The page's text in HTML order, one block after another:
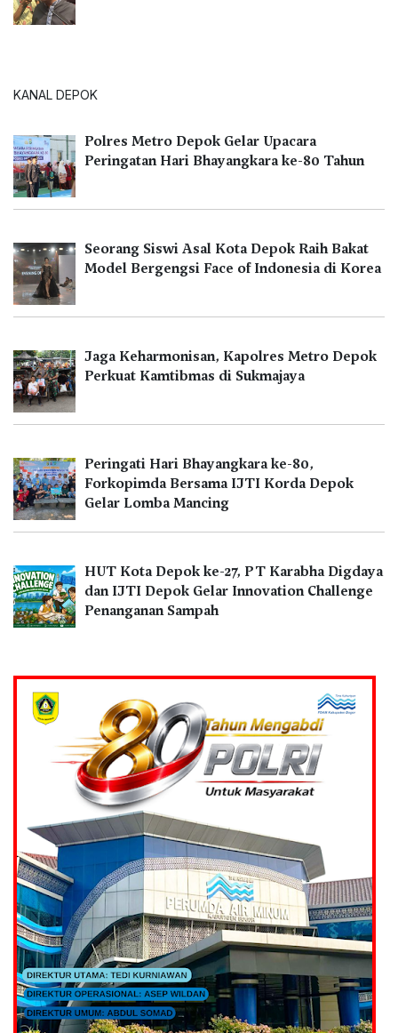
KANAL DEPOK
Polres Metro Depok Gelar Upacara
Peringatan Hari Bhayangkara ke-80 Tahun
Seorang Siswi Asal Kota Depok Raih Bakat
Model Bergengsi Face of Indonesia di Korea
Jaga Keharmonisan, Kapolres Metro Depok
Perkuat Kamtibmas di Sukmajaya
Peringati Hari Bhayangkara ke-80,
Forkopimda Bersama IJTI Korda Depok
Gelar Lomba Mancing
HUT Kota Depok ke-27, PT Karabha Digdaya
dan IJTI Depok Gelar Innovation Challenge
Penanganan Sampah